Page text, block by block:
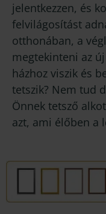
jelentkezzen, és
felvilágosítást
otthonában, a
megtekinteni az
házhoz viszik és
tetszik? Nem tud
Önnek tetsző
azt, ami élőben a